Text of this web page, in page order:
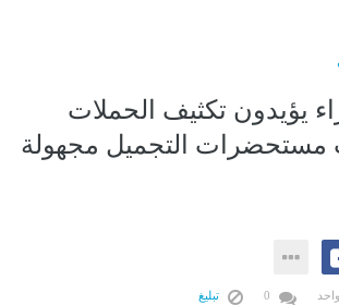
يؤيدون تكثيف الحملات
مستحضرات التجميل مجهولة
تبليغ